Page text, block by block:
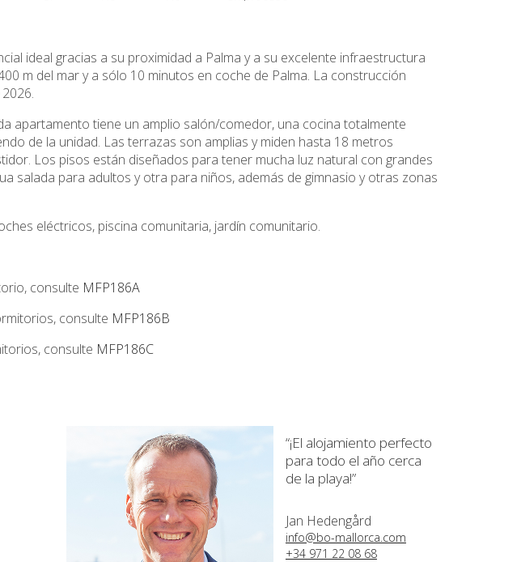
ideal gracias a su proximidad a Palma y a su excelente infraestructura
m del mar y a sólo 10 minutos en coche de Palma. La construcción
apartamento tiene un amplio salón/comedor, una cocina totalmente
de la unidad. Las terrazas son amplias y miden hasta 18 metros
Los pisos están diseñados para tener mucha luz natural con grandes
salada para adultos y otra para niños, además de gimnasio y otras zonas
eléctricos, piscina comunitaria, jardín comunitario.
consulte MFP186A
consulte MFP186B
consulte MFP186C
“¡El alojamiento perfecto
para todo el año cerca
de la playa!”
Jan Hedengård
info@bo-mallorca.com
+34 971 22 08 68